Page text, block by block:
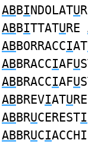
ABBINDOLATU
ABBITTATURE
ABBORRACCIAT
ABBRACCIAFU
ABBRACCIAFU
ABBREVIATURE
ABBRUCERESTI
ABBRUCIACCHI